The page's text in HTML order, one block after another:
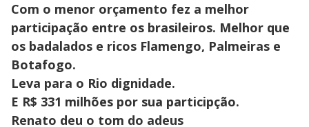
Com o menor orçamento fez a melhor
participação entre os brasileiros. Melhor que
os badalados e ricos Flamengo, Palmeiras e
Botafogo.
Leva para o Rio dignidade.
E R$ 331 milhões por sua participção.
Renato deu o tom do adeus